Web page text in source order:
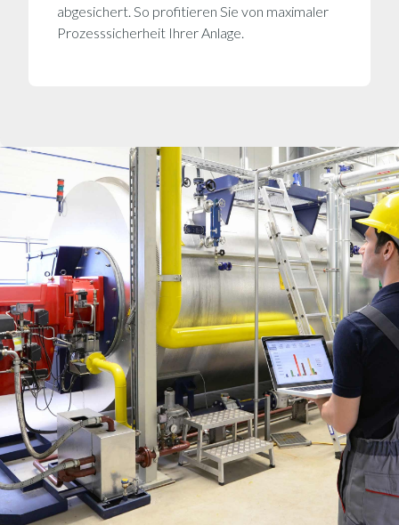
abgesichert. So profitieren Sie von maximaler
Prozess­sicher­heit Ihrer Anlage.